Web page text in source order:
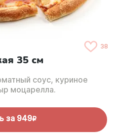
38
35 см
соус, куриное
моцарелла.
за 949R